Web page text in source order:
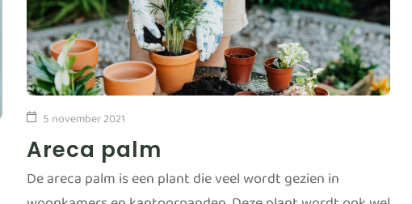
5 november 2021
Areca palm
De areca palm is een plant die veel wordt gezien in